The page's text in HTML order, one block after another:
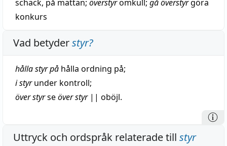
schack, på mattan; överstyromkull; gå överstyrgöra
konkurs
Vad betyderstyr?
hållastyr på hålla ordning på;
i styrunder kontroll;
över styrseöver styr|| oböjl.
Uttryck och ordspråk relaterade till styr